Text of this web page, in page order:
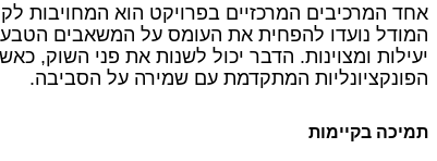
אחד המרכיבים המרכזיים בפרויקט הוא המחויבות
המודל נועדו להפחית את העומס על המשאבים
יעילות ומצוינות. הדבר יכול לשנות את פני השוק,
הפונקציונליות המתקדמת עם שמירה על הסביבה.
תמיכה בקיימות